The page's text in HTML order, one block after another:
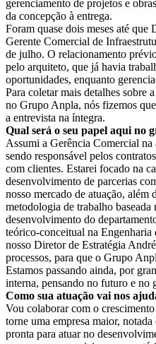
gerenciamento de projetos e
da concepção à entrega.
Foram quase dois meses até que
Gerente Comercial de
de julho. O relacionamento
pelo arquiteto, que já havia
oportunidades, enquanto
Para coletar mais detalhes sobre
no Grupo Anpla, nós fizemos
a entrevista na íntegra.
Qual será o seu papel aqui no
Assumi a Gerência Comercial
sendo responsável pelos
com clientes. Estarei focado na
desenvolvimento de parcerias
nosso mercado de atuação, além
metodologia de trabalho
desenvolvimento do
teórico-conceitual na
nosso Diretor de Estratégia
processos, para que o Grupo
Estamos passando ainda, por
interna, pensando no futuro e no
Como sua atuação vai nos
Vou colaborar com o
torne uma empresa maior,
pronta para atuar no